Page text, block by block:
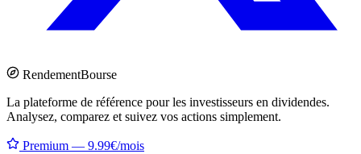
RendementBourse
La plateforme de référence pour les investisseurs en dividendes.
Analysez, comparez et suivez vos actions simplement.
Premium — 9.99€/mois